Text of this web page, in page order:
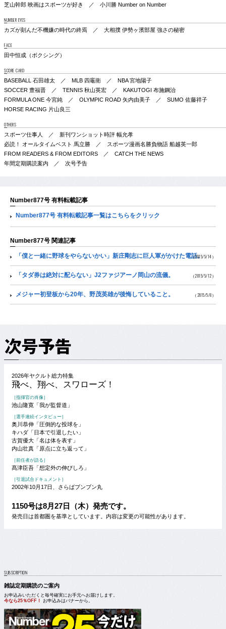
芝山幹郎 映画はスポーツが好き ／ 小川勝 Number on Number
NUMBER EYES
カズが刻んだ不機嫌の時代の終焉 ／ 大相撲 伊勢ヶ濱部屋 強さの秘密
FACE
田中恒成（ボクシング）
SCORE CARD
BASEBALL 石田雄太 ／ MLB 四竈衛 ／ NBA 宮地陽子
SOCCER 豊福晋 ／ TENNIS 秋山英宏 ／ KAKUTOGI 布施鋼治
FORMULA ONE 今宮純 ／ OLYMPIC ROAD 矢内由美子 ／ SUMO 佐藤祥子
HORSE RACING 片山良三
OTHERS
スポーツ仕事人 ／ 新刊ワンショット時評 幅允孝
必読！ オールタイムベスト 馬立勝 ／ スポーツ漫画名勝負物語 船越英一郎
FROM READERS & FROM EDITORS ／ CATCH THE NEWS
年間定期購読案内 ／ 次号予告
Number877号 有料転載記事
Number877号 有料転載記事一覧はこちらをクリック
Number877号 関連記事
「僕と一緒に野球をやらないかい」新庄剛志に巨人軍がかけた電話。
（2015/5/14）
「タダ券は絶対に配らない」J2ファジアーノ岡山の流儀。 （2015/5/12）
メジャー初登板から20年、野茂英雄が後悔していること。 （2015/5/8）
2026年ヤクルト総力特集
飛べ、翔べ、スワローズ！
［指揮官の肖像］
池山隆寛「我が監督道」
［選手連続インタビュー］
奥川恭伸「圧倒的な投球を」
キハダ「日本で引退したい」
古賀優大「名は体を表す」
内山壮真「原点に立ち返って」
［前任者が語る］
髙津臣吾「想定外の伸びしろ」
［引退試合ドキュメント］
2002年10月17日、さらばブンブン丸
1150号は8月27日（木）発売です。
発売日は首都圏を基準としています。内容は変更の可能性があります。
SUBSCRIPTION
雑誌定期購読のご案内
お申込みいただくと毎号確実にお手元へお届けします。
今なら25％OFF！ お申込みはバナーから。